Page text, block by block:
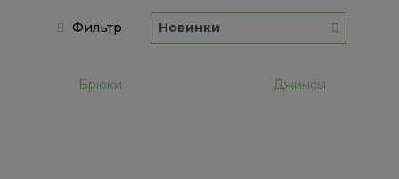
Фильтр Новинки
Брюки Джинсы